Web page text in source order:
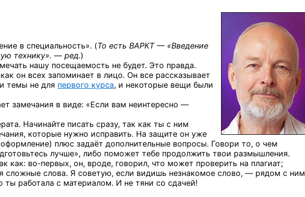
в специальность». (То есть ВАРКТ — «Введение
технику». — ред.)
нашу посещаемость не будет. Это правда.
он всех запоминает в лицо. Он все рассказывает
темы не для первого курса, и некоторые вещи были
замечания в виде: «Если вам неинтересно —
Начинайте писать сразу, так как ты с ним
которые нужно исправить. На защите он уже
плюс задаёт дополнительные вопросы. Говори то, о чем
лучше», либо поможет тебе продолжить твои размышления.
как: во-первых, он, вроде, говорил, что может проверить на плагиат;
сложные слова. Я советую, если видишь незнакомое слово, — рядом с ним
ты работала с материалом. И не тяни со сдачей!